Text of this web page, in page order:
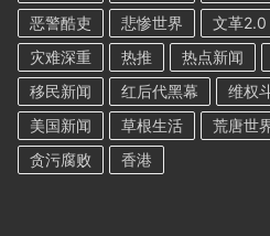
恶警酷吏
悲惨世界 文革2.0
灾难深重
热推 热点新闻
移民新闻
红后代黑幕 维权
美国新闻
草根生活 荒唐世
贪污腐败
香港